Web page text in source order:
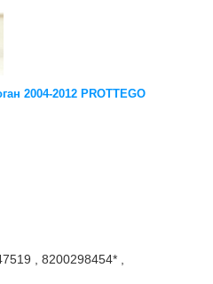
2004-2012 PROTTEGO
, 8200298454* ,